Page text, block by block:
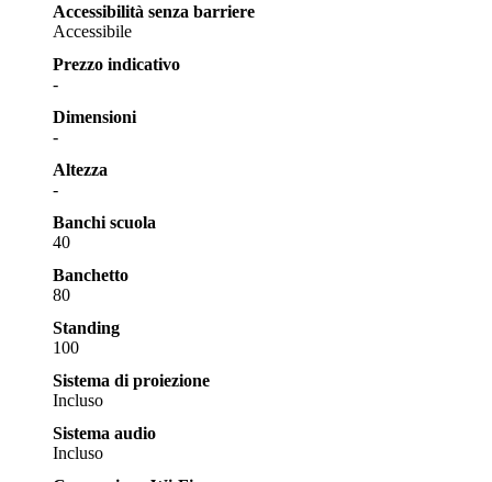
Accessibilità senza barriere
Accessibile
Prezzo indicativo
-
Dimensioni
-
Altezza
-
Banchi scuola
40
Banchetto
80
Standing
100
Sistema di proiezione
Incluso
Sistema audio
Incluso